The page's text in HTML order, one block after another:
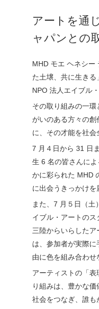
アートを通
ャパンとの
MHD モエ ヘネシー
た土壌、共に生き
NPO 法人エイブル
その取り組みの一
がいのある方々の創
に、その才能を社会
7 月４日から 31 日
生 6 名の皆さんに
かに彩られた MHD
に出会うきっかけを
また、7 月５日（
イブル・アートの
三陸からいらした
は、参加者が実際
由に色を組み合わせ
アーティストの「
り組みは、豊かな
社会をつなぎ、誰も